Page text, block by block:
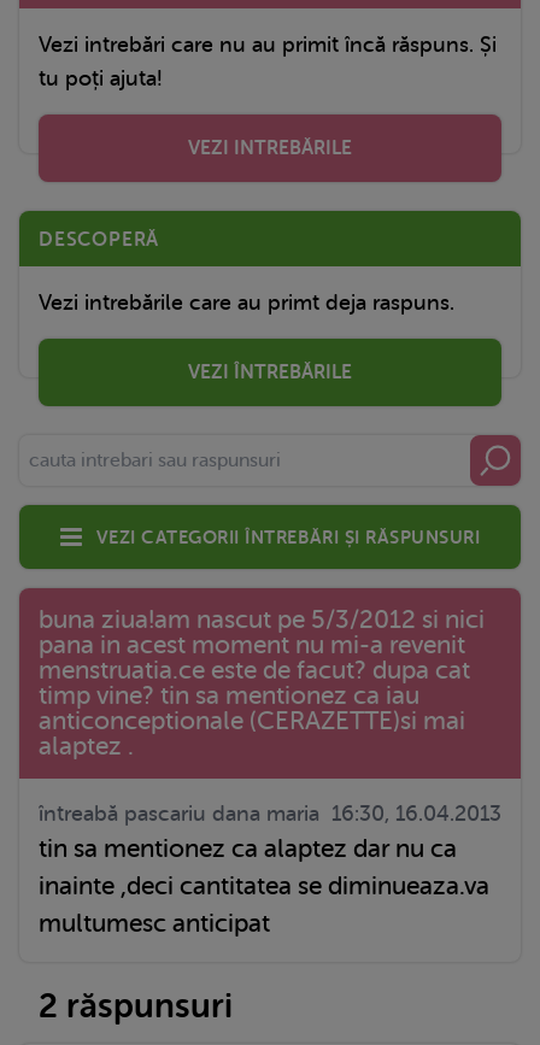
Vezi intrebări care nu au primit încă răspuns. Și
tu poți ajuta!
VEZI INTREBĂRILE
DESCOPERĂ
Vezi intrebările care au primt deja raspuns.
VEZI ÎNTREBĂRILE
Vezi categorii întrebări și răspunsuri
buna ziua!am nascut pe 5/3/2012 si nici
pana in acest moment nu mi-a revenit
menstruatia.ce este de facut? dupa cat
timp vine? tin sa mentionez ca iau
anticonceptionale (CERAZETTE)si mai
alaptez .
întreabă pascariu dana maria 16:30, 16.04.2013
tin sa mentionez ca alaptez dar nu ca
inainte ,deci cantitatea se diminueaza.va
multumesc anticipat
2 răspunsuri